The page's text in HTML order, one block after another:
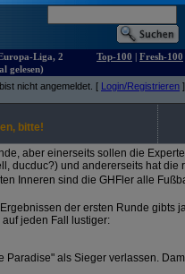
Liga, 2
gelesen)
Top-100 | Fresh-100
nicht angemeldet. [ Login/Registrieren ]
bitte!
aber einerseits sollen die
ducduc?) und andererseits hat die
Inneren sind die GHFler alle
der ersten Runde gibts
jeden Fall lustiger:
Paradise" als Sieger verlassen.